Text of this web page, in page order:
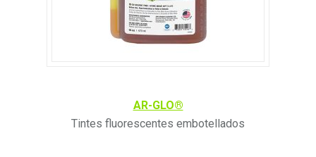
AR-GLO®
Tintes fluorescentes embotellados